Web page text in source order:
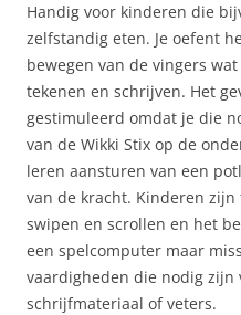
Handig voor kinderen die
zelfstandig eten. Je oefent
bewegen van de vingers
tekenen en schrijven. Het
gestimuleerd omdat je die
van de Wikki Stix op de
leren aansturen van een
van de kracht. Kinderen
swipen en scrollen en het
een spelcomputer maar
vaardigheden die nodig zijn
schrijfmateriaal of veters.